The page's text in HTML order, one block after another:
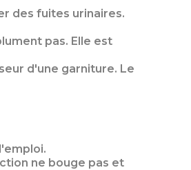
des fuites urinaires.
pas. Elle est
d'une garniture. Le
ne bouge pas et